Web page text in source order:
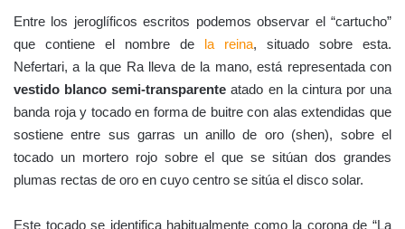
Entre los jeroglíficos escritos podemos observar el “cartucho”
que contiene el nombre de la reina, situado sobre esta.
Nefertari, a la que Ra lleva de la mano, está representada con
vestido blanco semi-transparente atado en la cintura por una
banda roja y tocado en forma de buitre con alas extendidas que
sostiene entre sus garras un anillo de oro (shen), sobre el
tocado un mortero rojo sobre el que se sitúan dos grandes
plumas rectas de oro en cuyo centro se sitúa el disco solar.
Este tocado se identifica habitualmente como la corona de “La